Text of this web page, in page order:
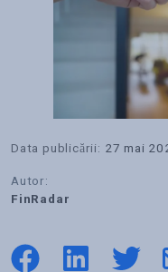
Data publicării: 27 mai
Autor:
FinRadar